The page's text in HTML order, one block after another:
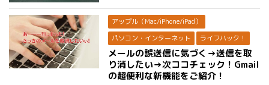
アップル（Mac/iPhone/iPad）
パソコン・インターネット
ライフハック！
メールの誤送信に気づく→送信を取
り消したい→次ココチェック！Gmail
の超便利な新機能をご紹介！